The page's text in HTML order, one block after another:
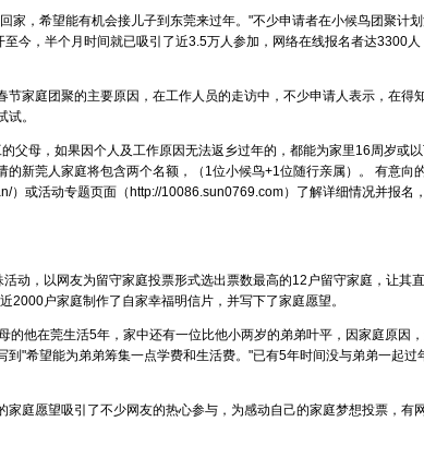
家，希望能有机会接儿子到东莞来过年。"不少申请者在小候鸟团聚计
今，半个月时间就已吸引了近3.5万人参加，网络在线报名者达3300
家庭团聚的主要原因，在工作人员的走访中，不少申请人表示，在得
。
父母，如果因个人及工作原因无法返乡过年的，都能为家里16周岁或
新莞人家庭将包含两个名额，（1位小候鸟+1位随行亲属）。 有意向
）或活动专题页面（http://10086.sun0769.com）了解详细情况并报名
动，以网友为留守家庭投票形式选出票数最高的12户留守家庭，让其
2000户家庭制作了自家幸福明信片，并写下了家庭愿望。
他在莞生活5年，家中还有一位比他小两岁的弟弟叶平，因家庭原因，
"希望能为弟弟筹集一点学费和生活费。"已有5年时间没与弟弟一起过
庭愿望吸引了不少网友的热心参与，为感动自己的家庭梦想投票，有